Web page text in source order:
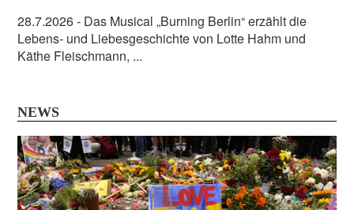
28.7.2026- Das Musical „Burning Berlin“ erzählt die
Lebens- und Liebesgeschichte von Lotte Hahm und
Käthe Fleischmann, ...
NEWS